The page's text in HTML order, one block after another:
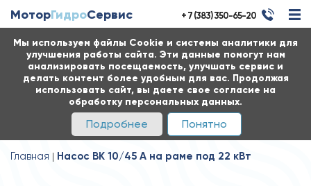
Мы используем файлы Cookie и системы аналитики для
улучшения работы сайта. Эти данные помогут нам
анализировать посещаемость, улучшать сервис и
делать контент более удобным для вас. Продолжая
использовать сайт, вы даете свое согласие на
обработку персональных данных.
Подробнее Понятно
МоторГидроСервис + 7 (383) 350-65-20
Главная Насос ВК 10/45 А на раме под 22 кВт